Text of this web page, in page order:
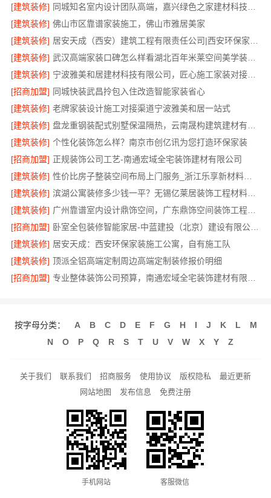
[建筑装修]
[建筑装修] 佛山市区靠谱家装施工，佛山市雅居美家
[建筑装修]
[建筑装修]
武汉高端家装口碑怎么样看湖北百年米莱空间美学装饰材料有限公司
[建筑装修]
宁波雅美和居建材科技有限公司，匠心施工家装对接渠道
[招商加盟] 同城快装武昌拎包入住改造智能家装省心
[建筑装修] 老牌家装设计施工对接渠道宁波雅美和居一站式
[建筑装修]
[建筑装修] 个性化装饰怎么样？南京市创亿讯为您打造环保家装
[招商加盟] 正规装饰公司工艺-南通宏域全宅装饰建材有限公司
[建筑装修]
性价比房子整装空间布局上门服务_浙江乐享新材料有限公司
[建筑装修]
滨湖公寓装修多少钱一平？无锡亿莱居装饰工程材料有限公司
[建筑装修]
广州靠谱室内设计鼎饰空间，广东鼎饰空间装饰工程有限公司
[招商加盟]
卧室全包装修智能家居-中蓝建投（北京）建设有限公司武功分公司
[建筑装修] 居安天成：西安环保家装施工公寓，自有施工队
[建筑装修] 顶派全铝高端定制周边高端定制装修报价明细
[招商加盟]
按字母分类： A B C D E F G H I J K L
M
N
O P Q R S T U V W X Y Z
关于我们 联系我们 招商服务 使用协议 版权隐私
最近更新
网站地图
发布信息 免费注册
手机网站 客服微信